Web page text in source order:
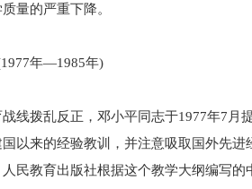
量的严重下降。
年—1985年)
线拨乱反正，邓小平同志于1977年7
以来的经验教训，并注意吸取国外先
民教育出版社根据这个教学大纲编写